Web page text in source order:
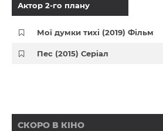
Актор 2-го плану
Мої думки тихі (2019) Фільм
Пес (2015) Серіал
СКОРО В КІНО